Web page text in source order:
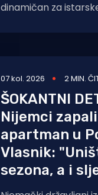
dinamičan za
borili s tri požara,
07 kol. 2026 2 MIN.
ŠOKANTNI
Nijemci
apartman u
Vlasnik:
sezona, a i